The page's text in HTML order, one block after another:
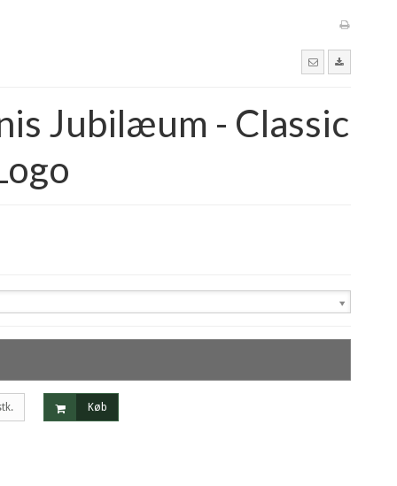
Jubilæum - Classic
Køb